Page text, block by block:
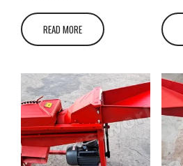
READ MORE